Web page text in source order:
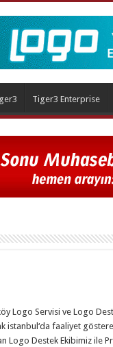
Tiger3 Enterprise
Logo Servisi ve Logo
istanbul‘da faaliyet
Logo Destek Ekibimiz ile